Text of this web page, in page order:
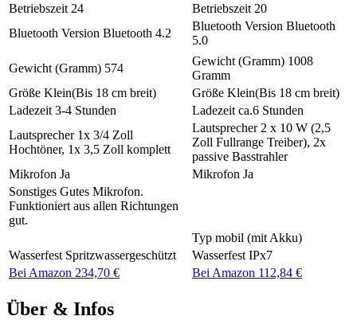
Betriebszeit 24 Betriebszeit 20
Bluetooth Version Bluetooth 4.2
Bluetooth Version Bluetooth
5.0
Gewicht (Gramm) 574
Gewicht (Gramm) 1008
Gramm
Größe Klein(Bis 18 cm breit) Größe Klein(Bis 18 cm breit)
Ladezeit 3-4 Stunden Ladezeit ca.6 Stunden
Lautsprecher1x 3/4 Zoll
Hochtöner, 1x 3,5 Zoll komplett
Lautsprecher2 x 10 W (2,5
Zoll Fullrange Treiber), 2x
passive Basstrahler
Mikrofon Ja Mikrofon Ja
Sonstiges Gutes Mikrofon.
Funktioniert aus allen Richtungen
gut.
Typ mobil (mit Akku)
Wasserfest Spritzwassergeschützt Wasserfest IPx7
Bei Amazon 234,70 €
Bei Amazon 112,84 €
Über & Infos